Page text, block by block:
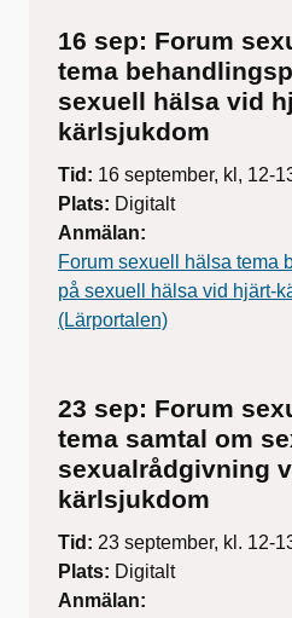
16 sep: Forum
tema
sexuell hälsa vid
kärlsjukdom
Tid: 16 september, kl, 12-
Plats: Digitalt
Anmälan:
Forum sexuell hälsa tema
på sexuell hälsa vid hjärt-
(Lärportalen)
23 sep: Forum
tema samtal om
sexualrådgivning
kärlsjukdom
Tid: 23 september, kl. 12-
Plats: Digitalt
Anmälan: